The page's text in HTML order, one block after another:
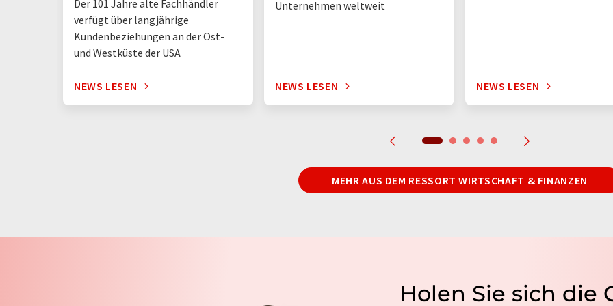
Der 101 Jahre alte Fachhändler
verfügt über langjährige
Kundenbeziehungen an der Ost-
und Westküste der USA
NEWS LESEN
Unternehmen weltweit
NEWS LESEN NEWS LESEN
MEHR AUS DEM RESSORT WIRTSCHAFT & FINANZEN
Holen Sie sich die